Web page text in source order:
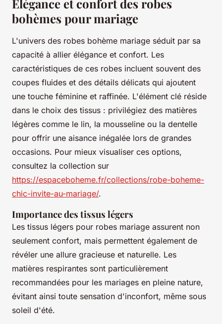
Élégance et confort des robes
bohèmes pour mariage
L'univers des robes bohème mariage séduit par sa
capacité à allier élégance et confort. Les
caractéristiques de ces robes incluent souvent des
coupes fluides et des détails délicats qui ajoutent
une touche féminine et raffinée. L'élément clé réside
dans le choix des tissus : privilégiez des matières
légères comme le lin, la mousseline ou la dentelle
pour offrir une aisance inégalée lors de grandes
occasions. Pour mieux visualiser ces options,
consultez la collection sur
https://espaceboheme.fr/collections/robe-boheme-
chic-invite-au-mariage/.
Importance des tissus légers
Les tissus légers pour robes mariage assurent non
seulement confort, mais permettent également de
révéler une allure gracieuse et naturelle. Les
matières respirantes sont particulièrement
recommandées pour les mariages en pleine nature,
évitant ainsi toute sensation d'inconfort, même sous
soleil d'été.